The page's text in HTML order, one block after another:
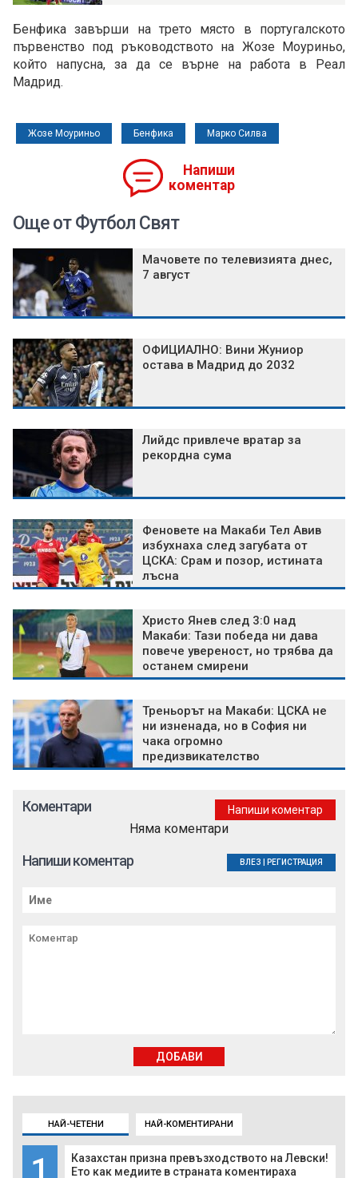
Бенфика завърши на трето място в португалското
първенство под ръководството на Жозе Моуриньо,
който напусна, за да се върне на работа в Реал
Мадрид.
Жозе Моуриньо Бенфика Марко Силва
Напиши
коментар
НАЙ-ЧЕТЕНИ НАЙ-КОМЕНТИРАНИ
Казахстан призна превъзходството на Левски!
Ето как медиите в страната коментираха
Още от Футбол Свят
Мачовете по телевизията днес,
7 август
ОФИЦИАЛНО: Вини Жуниор
остава в Мадрид до 2032
Лийдс привлече вратар за
рекордна сума
Феновете на Макаби Тел Авив
избухнаха след загубата от
ЦСКА: Срам и позор, истината
лъсна
Христо Янев след 3:0 над
Макаби: Тази победа ни дава
повече увереност, но трябва да
останем смирени
Треньорът на Макаби: ЦСКА не
ни изненада, но в София ни
чака огромно
предизвикателство
Коментари Напиши коментар
Няма коментари
Напиши коментар ВЛЕЗ РЕГИСТРАЦИЯ
ДОБАВИ